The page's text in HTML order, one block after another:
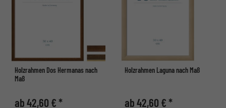
Holzrahmen Dos Hermanas nach
Maß
ab 42,60 € *
Holzrahmen Laguna nach Maß
ab 42,60 € *